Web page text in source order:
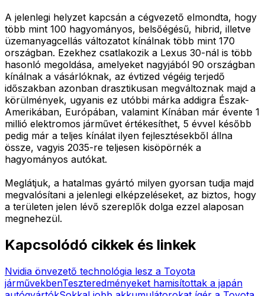
A jelenlegi helyzet kapcsán a cégvezető elmondta, hogy
több mint 100 hagyományos, belsőégésű, hibrid, illetve
üzemanyagcellás változatot kínálnak több mint 170
országban. Ezekhez csatlakozik a Lexus 30-nál is több
hasonló megoldása, amelyeket nagyjából 90 országban
kínálnak a vásárlóknak, az évtized végéig terjedő
időszakban azonban drasztikusan megváltoznak majd a
körülmények, ugyanis ez utóbbi márka addigra Észak-
Amerikában, Európában, valamint Kínában már évente 1
millió elektromos járművet értékesíthet, 5 évvel később
pedig már a teljes kínálat ilyen fejlesztésekből állna
össze, vagyis 2035-re teljesen kisöpörnék a
hagyományos autókat.
Meglátjuk, a hatalmas gyártó milyen gyorsan tudja majd
megvalósítani a jelenlegi elképzeléseket, az biztos, hogy
a területen jelen lévő szereplők dolga ezzel alaposan
megnehezül.
Kapcsolódó cikkek és linkek
Nvidia önvezető technológia lesz a Toyota
járművekbenTeszteredményeket hamisítottak a japán